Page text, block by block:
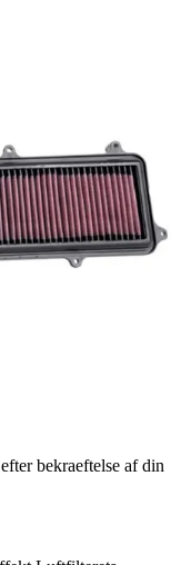
bekraeftelse af din